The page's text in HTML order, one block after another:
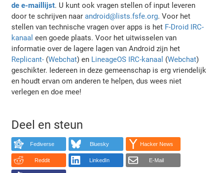
de e-maillijst. U kunt ook vragen stellen of input leveren
door te schrijven naarandroid@lists.fsfe.org. Voor het
stellen van technische vragen over apps is het F-Droid IRC-
kanaal een goede plaats. Voor het uitwisselen van
informatie over de lagere lagen van Android zijn het
Replicant- (Webchat) en LineageOS IRC-kanaal (Webchat)
geschikter. Iedereen in deze gemeenschap is erg vriendelijk
en houdt ervan om anderen te helpen, dus wees niet
verlegen en doe mee!
Deel en steun
Fediverse Bluesky Hacker News
Reddit LinkedIn E-Mail